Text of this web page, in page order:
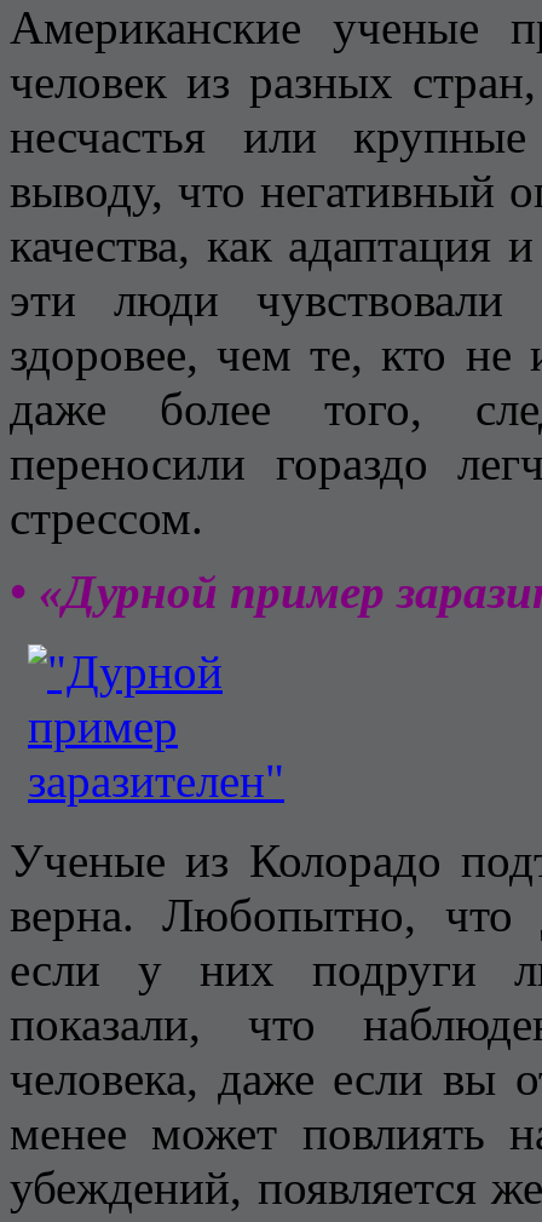
Американские ученые
человек из разных
несчастья или
выводу, что негативный
качества, как адаптация
эти люди
здоровее, чем те, кто
даже более того,
переносили гораздо
стрессом.
• «Дурной пример
Ученые из Колорадо
верна. Любопытно, что
если у них подруги
показали, что
человека, даже если вы
менее может повлиять
убеждений, появляется